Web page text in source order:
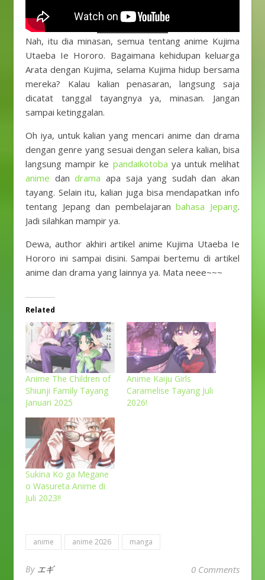
Nah, itu dia minasan, semua tentang anime Kujima
Utaeba Ie Hororo. Bagaimana kehidupan keluarga
Arata dengan Kujima, selama Kujima hidup bersama
mereka? Kalau kalian penasaran, langsung saja
dicatat tanggal tayangnya ya, minasan. Jangan
sampai ketinggalan.
Oh iya, untuk kalian yang mencari anime dan drama
dengan genre yang sesuai dengan selera kalian, bisa
langsung mampir ke pandaikotoba ya untuk melihat
anime dandrama apa saja yang sudah dan akan
tayang. Selain itu, kalian juga bisa mendapatkan info
tentang Jepang dan pembelajaranbahasa Jepang.
Jadi silahkan mampir ya.
Dewa, author akhiri artikel anime Kujima Utaeba Ie
Hororo ini sampai disini. Sampai bertemu di artikel
anime dan drama yang lainnya ya. Mata neee~~~
Related
Anime The Children of
Shiunji Family Tayang
Januari 2025
Anime Kaiju Girls
Caramelise Tayang Juli
2026!
Sukina Ko ga Megane
o Wasureta Anime di
Juli 2023!!
anime anime 2026 manga
By エギ 0 Comments